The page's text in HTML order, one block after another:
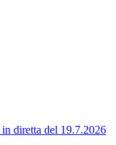
diretta del 19.7.2026